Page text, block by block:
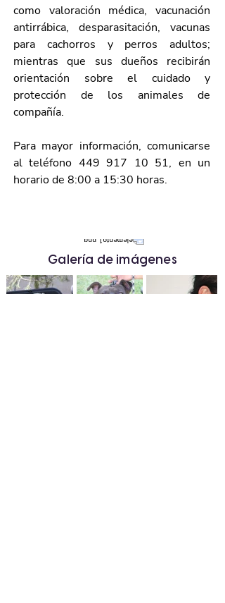
como valoración médica, vacunación
antirrábica, desparasitación, vacunas
para cachorros y perros adultos;
mientras que sus dueños recibirán
orientación sobre el cuidado y
protección de los animales de
compañía.
Para mayor información, comunicarse
al teléfono 449 917 10 51, en un
horario de 8:00 a 15:30 horas.
Galería de imágenes